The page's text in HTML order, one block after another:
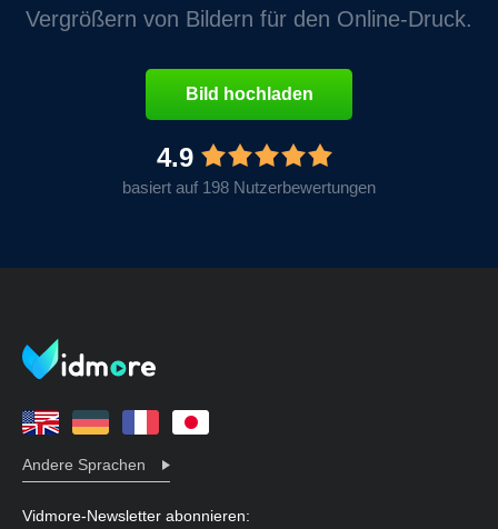
Vergrößern von Bildern für den Online-Druck.
Bild hochladen
4.9
basiert auf 198 Nutzerbewertungen
Andere Sprachen
Vidmore-Newsletter abonnieren: